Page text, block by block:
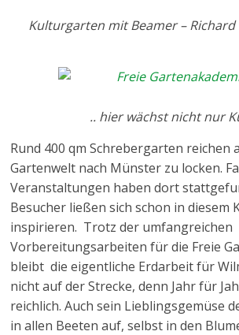
Kulturgarten mit Beamer – Richard
.. hier wächst nicht nur
Rund 400 qm Schrebergarten reichen
Gartenwelt nach Münster zu locken.
Veranstaltungen haben dort
Besucher ließen sich schon in diesem
inspirieren. Trotz der umfangreichen
Vorbereitungsarbeiten für die Freie
bleibt die eigentliche Erdarbeit für
nicht auf der Strecke, denn Jahr für
reichlich. Auch sein Lieblingsgemüse
in allen Beeten auf, selbst in den